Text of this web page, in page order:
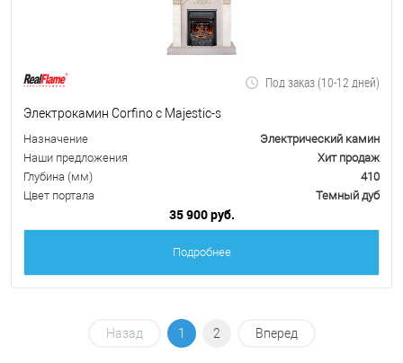
Под заказ (10-12 дней)
Электрокамин Corfino с Majestic-s
Назначение
Электрический камин
Наши предложения
Хит продаж
Глубина (мм)
410
Цвет портала
Темный дуб
35 900 руб.
Подробнее
Назад 1 2 Вперед